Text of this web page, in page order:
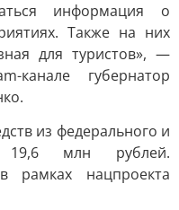
информация о
Также на них
для туристов», —
канале губернатор
из федерального и
млн рублей.
рамках нацпроекта